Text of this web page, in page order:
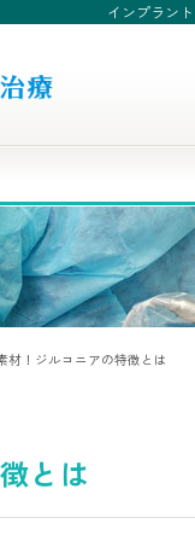
インプラン
材！ジルコニアの特徴とは
とは